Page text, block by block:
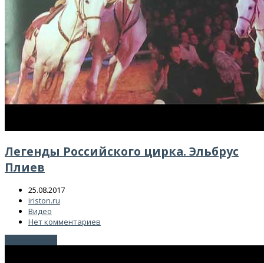
Легенды Российского цирка. Эльбрус
Плиев
25.08.2017
iriston.ru
Видео
Нет комментариев